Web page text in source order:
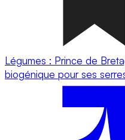
Légumes : Prince de
biogénique pour ses